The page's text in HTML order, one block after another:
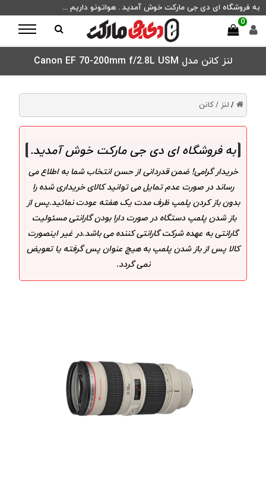
به فروشگاه ای دی جی مارکت خوش آمدید . هواتونو داریم ...
0
لنز کانن مدل Canon EF 70-200mm f/2.8L USM
/ لنز /کانن
به فروشگاه ای دی جی مارکت خوش آمدید.
خریدار گرامی! ضمن قدردانی از حسن انتخاب شما به اطلاع می
رساند در صورت عدم تمایل می توانید کالای خریداری شده را
بدون باز کردن پلمپ ظرف مدت یک هفته عودت نمائید.پس از
باز شدن پلمپ دستگاه در صورت دارا بودن گارانتی مسئولیت
گارانتی به عهده شرکت گارانتی کننده می باشد.در غیر اینصورت
کالا پس از باز شدن پلمپ به هیچ عنوان پس گرفته یا تعویض
نمی گردد.